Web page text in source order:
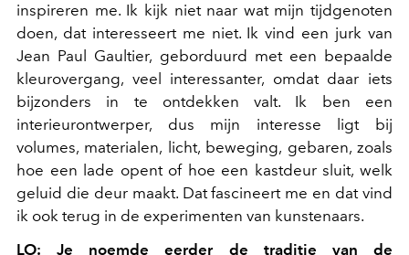
inspireren me. Ik kijk niet naar wat mijn tijdgenoten
doen, dat interesseert me niet. Ik vind een jurk van
Jean Paul Gaultier, geborduurd met een bepaalde
kleurovergang, veel interessanter, omdat daar iets
bijzonders in te ontdekken valt. Ik ben een
interieurontwerper, dus mijn interesse ligt bij
volumes, materialen, licht, beweging, gebaren, zoals
hoe een lade opent of hoe een kastdeur sluit, welk
geluid die deur maakt. Dat fascineert me en dat vind
ik ook terug in de experimenten van kunstenaars.
LO: Je noemde eerder de traditie van de